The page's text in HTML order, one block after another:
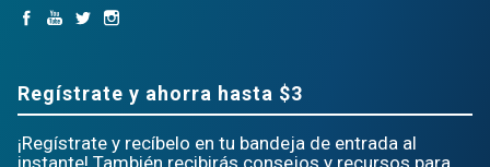
Regístrate y ahorra hasta $3
¡Regístrate y recíbelo en tu bandeja de entrada al
instante! También recibirás consejos y recursos para